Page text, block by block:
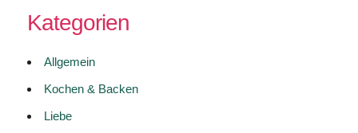
Kategorien
Allgemein
Kochen & Backen
Liebe